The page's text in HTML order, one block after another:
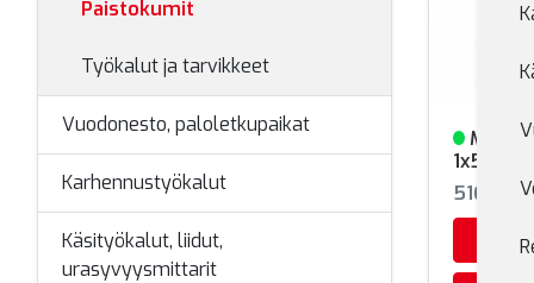
Paistokumit
Työkalut ja tarvikkeet
Vuodonesto, paloletkupaikat
Karhennustyökalut
Käsityökalut, liidut,
urasyvyysmittarit
MTR-
516100